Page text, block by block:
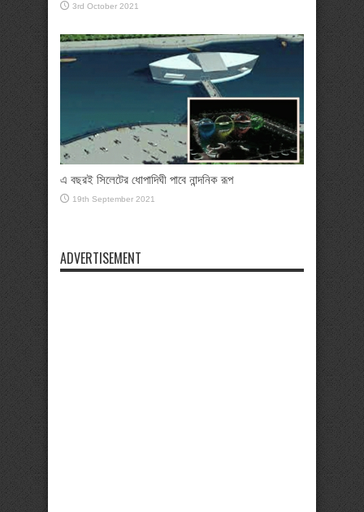
3rd October 2021
এ বছরই সিলেটের ধোপাদিঘী পাবে নান্দনিক রূপ
19th September 2021
ADVERTISEMENT